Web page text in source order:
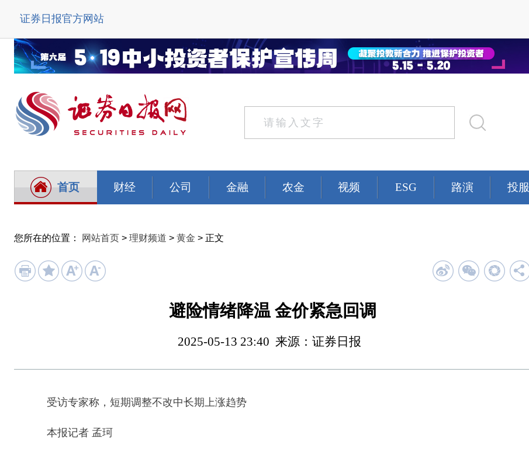
证券日报官方网站
首页 财经 公司 金融 农金 视频 ESG 路演 投服
您所在的位置： 网站首页 > 理财频道 > 黄金 > 正文
避险情绪降温 金价紧急回调
2025-05-13 23:40 来源：证券日报
受访专家称，短期调整不改中长期上涨趋势
本报记者 孟珂